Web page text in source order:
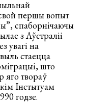
першы вопыт
спаборнічаючы
з Аўстраліі
увагі на
стаецца
што
яго твораў
Інстытуам
годзе.